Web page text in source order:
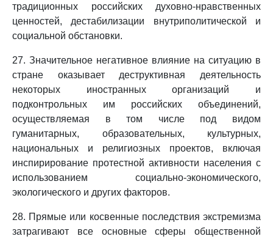
традиционных российских духовно-нравственных
ценностей, дестабилизации внутриполитической и
социальной обстановки.
27. Значительное негативное влияние на ситуацию в
стране оказывает деструктивная деятельность
некоторых иностранных организаций и
подконтрольных им российских объединений,
осуществляемая в том числе под видом
гуманитарных, образовательных, культурных,
национальных и религиозных проектов, включая
инспирирование протестной активности населения с
использованием социально-экономического,
экологического и других факторов.
28. Прямые или косвенные последствия экстремизма
затрагивают все основные сферы общественной